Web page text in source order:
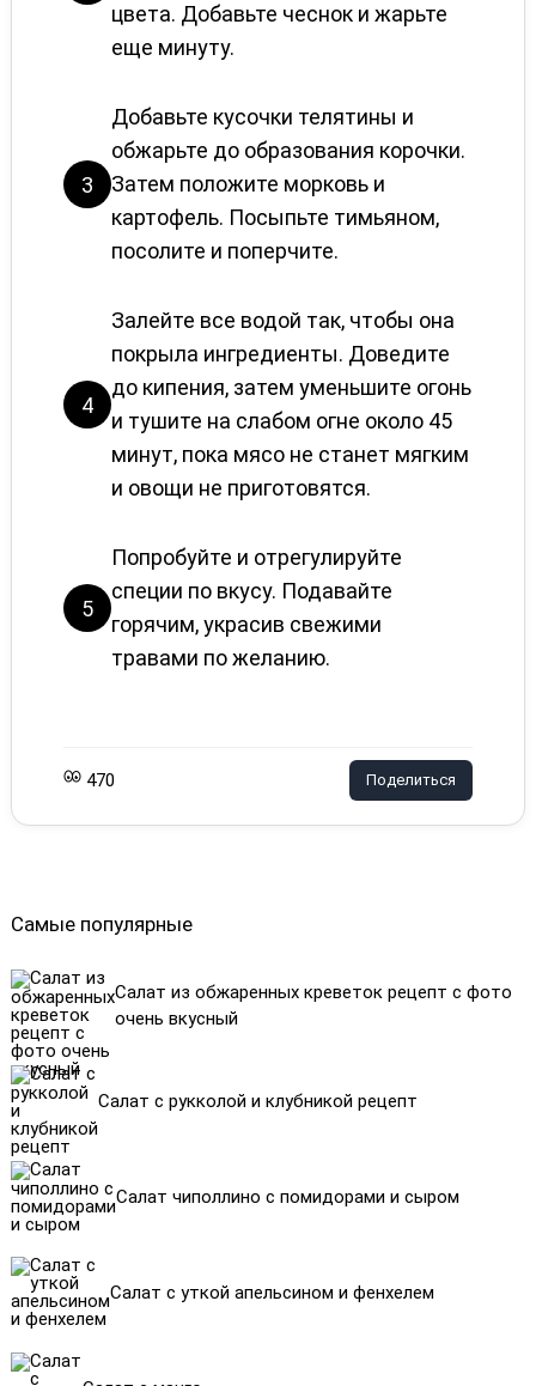
Самые популярные
Салат из обжаренных креветок рецепт с фото
очень вкусный
Салат с рукколой и клубникой рецепт
Салат чиполлино с помидорами и сыром
Салат с уткой апельсином и фенхелем
цвета. Добавьте чеснок и жарьте
еще минуту.
3
Добавьте кусочки телятины и
обжарьте до образования корочки.
Затем положите морковь и
картофель. Посыпьте тимьяном,
посолите и поперчите.
4
Залейте все водой так, чтобы она
покрыла ингредиенты. Доведите
до кипения, затем уменьшите огонь
и тушите на слабом огне около 45
минут, пока мясо не станет мягким
и овощи не приготовятся.
5
Попробуйте и отрегулируйте
специи по вкусу. Подавайте
горячим, украсив свежими
травами по желанию.
470 Поделиться